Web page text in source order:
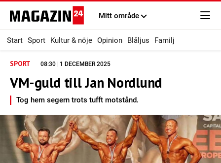
Mitt område
Start Sport Kultur & nöje Opinion Blåljus Familj
SPORT 08:30 | 1 DECEMBER 2025
VM-guld till Jan Nordlund
Tog hem segern trots tufft motstånd.